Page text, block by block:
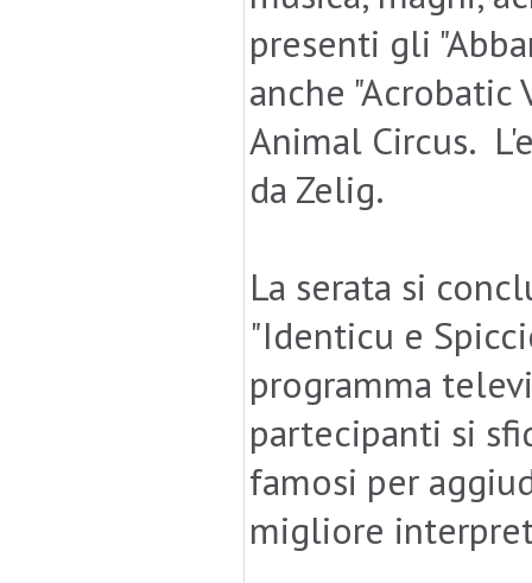
presenti gli
anche "Acrobatic
Animal Circus.
da Zelig.
La serata si
"Identicu e
programma
partecipanti si
famosi per
migliore